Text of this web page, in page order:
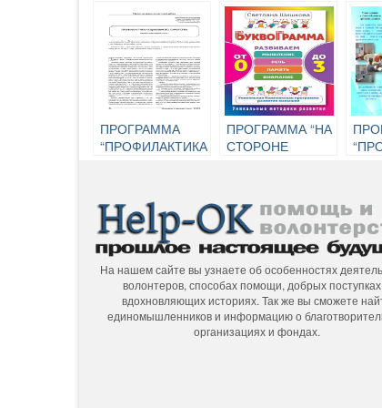
ПРОГРАММА
“ПРОФИЛАКТИКА
ПРОГРАММА “НА
СТОРОНЕ
На нашем сайте вы узнаете об особенностях
волонтеров, способах помощи, добрых
вдохновляющих историях. Так же вы сможете
единомышленников и информацию о
организациях и фондах.